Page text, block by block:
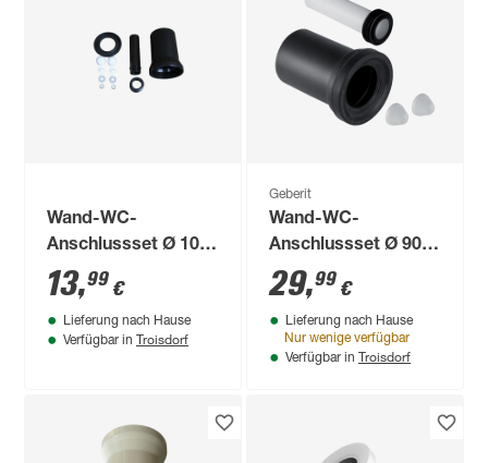
Wand-WC-
Anschlussset Ø 100
x 180 mm
13,99 €
Lieferung nach Hause
Verfügbar in Troisdorf
Geberit
Wand-WC-
Anschlussset Ø 90 x
185 mm
29,99 €
Lieferung nach Hause
Nur wenige verfügbar
Verfügbar in Troisdorf